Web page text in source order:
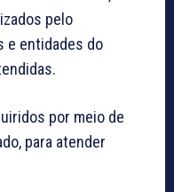
pelo
e entidades do
por meio de
para atender